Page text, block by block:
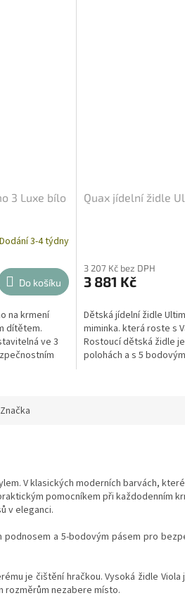
3 Luxe bílo
Dodání 3-4 týdny
Do košíku
na krmení
dítětem.
ve 3
Quax jídelní židle
produktu
je
z
5
hvězdiček.
3 207 Kč bez DPH
3 881 Kč
Dětská jídelní židle
miminka. která roste s
Rostoucí dětská židle
polohách a s 5
Značka
V klasických moderních barvách,
pomocníkem při každodenním
v eleganci.
a 5-bodovým pásem pro
je čištění hračkou. Vysoká židle Viola
rozměrům nezabere místo.